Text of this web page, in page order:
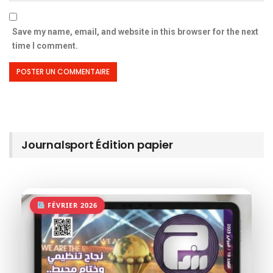
Save my name, email, and website in this browser for the next
time I comment.
Journalsport Édition papier
FÉVRIER 2026